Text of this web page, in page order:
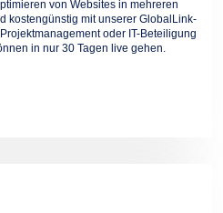
von Websites in mehreren
kostengünstig mit unserer GlobalLink-
oder IT-Beteiligung
in nur 30 Tagen live gehen.